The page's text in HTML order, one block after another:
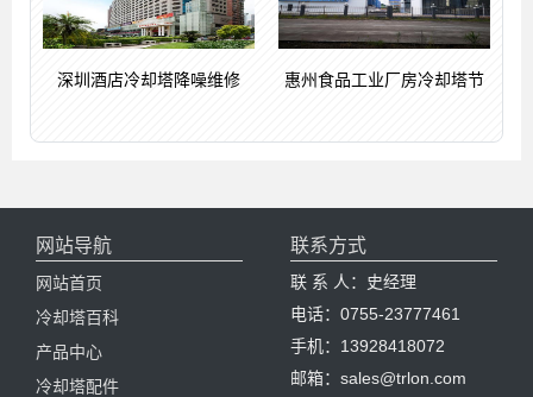
深圳酒店冷却塔降噪维修 惠州食品工业厂房冷却塔节
网站导航
网站首页
冷却塔百科
产品中心
冷却塔配件
联系方式
联 系 人：史经理
电话：0755-23777461
手机：13928418072
邮箱：sales@trlon.com